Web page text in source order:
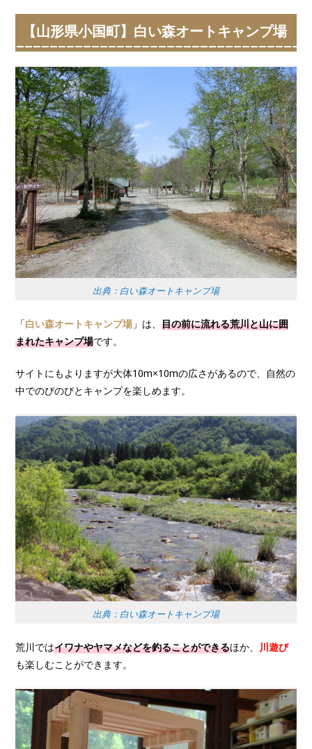
【山形県小国町】白い森オートキャンプ場
出典：白い森オートキャンプ場
「白い森オートキャンプ場 」は、目の前に流れる荒川と山に囲
まれたキャンプ場です。
サイトにもよりますが大体10m×10mの広さがあるので、自然の
中でのびのびとキャンプを楽しめます。
出典：白い森オートキャンプ場
荒川ではイワナやヤマメなどを釣ることができるほか、 川遊び
も楽しむことができます。